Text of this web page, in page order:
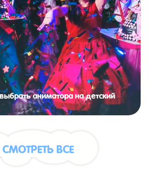
аниматора на детский
СМОТРЕТЬ ВСЕ